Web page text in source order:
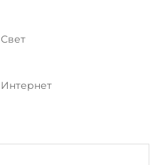
Свет
Интернет